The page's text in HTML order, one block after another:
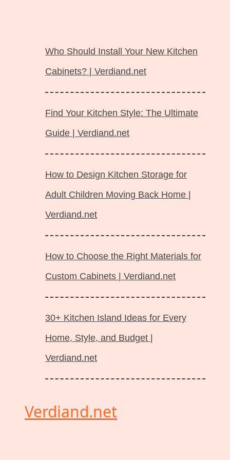
Who Should Install Your New Kitchen
Cabinets? | Verdiand.net
Find Your Kitchen Style: The Ultimate
Guide | Verdiand.net
How to Design Kitchen Storage for
Adult Children Moving Back Home |
Verdiand.net
How to Choose the Right Materials for
Custom Cabinets | Verdiand.net
30+ Kitchen Island Ideas for Every
Home, Style, and Budget |
Verdiand.net
Verdiand.net